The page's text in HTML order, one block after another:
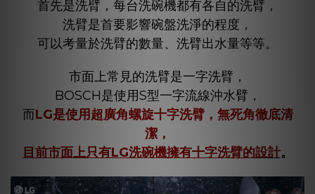
首先是洗臂，每台洗碗機都有各自的洗臂，
洗臂是首要影響碗盤洗淨的程度，
可以考量於洗臂的數量、洗臂出水量等等。
市面上常見的洗臂是一字洗臂，
BOSCH是使用S型一字流線沖水臂，
而LG是使用超廣角螺旋十字洗臂，無死角徹底清
潔，
目前市面上只有LG洗碗機擁有十字洗臂的設計。